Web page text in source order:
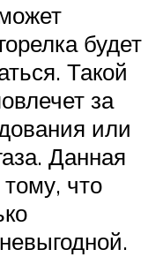
будет
Такой
за
или
Данная
что